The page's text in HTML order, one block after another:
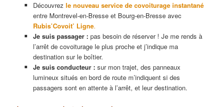
Découvrez le nouveau service de covoiturage instantané
entre Montrevel-en-Bresse et Bourg-en-Bresse avec
Rubis’Covoit’ Ligne.
Je suis passager : pas besoin de réserver ! Je me rends à
l’arrêt de covoiturage le plus proche et j’indique ma
destination sur le boîtier.
Je suis conducteur :sur mon trajet, des panneaux
lumineux situés en bord de route m’indiquent si des
passagers sont en attente à l’arrêt, et leur destination.